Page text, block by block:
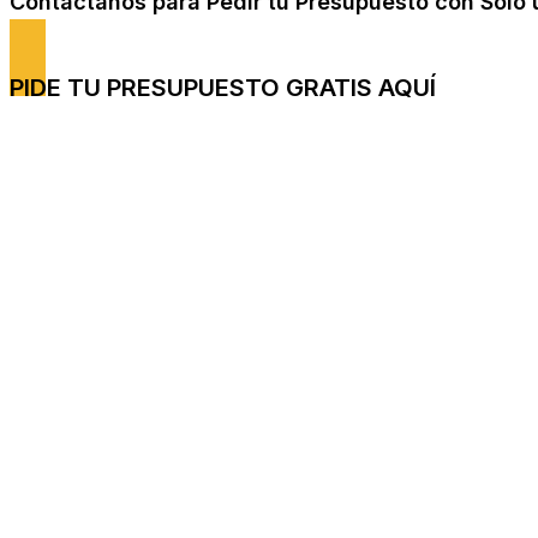
PIDE TU PRESUPUESTO GRATIS AQUÍ